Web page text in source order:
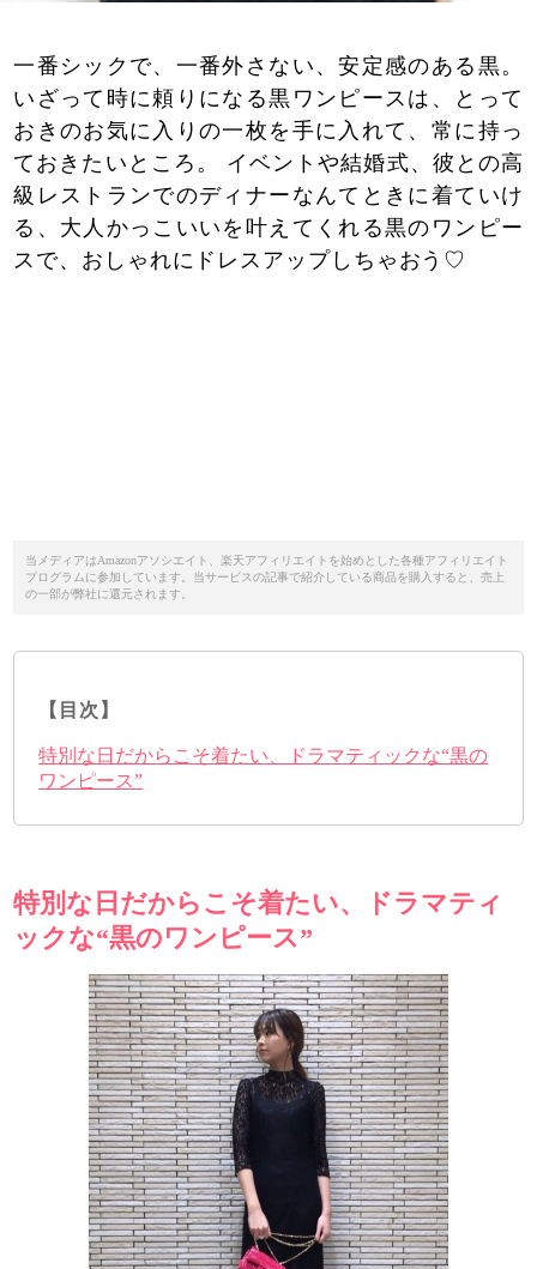
一番シックで、一番外さない、安定感のある黒。
いざって時に頼りになる黒ワンピースは、とって
おきのお気に入りの一枚を手に入れて、常に持っ
ておきたいところ。 イベントや結婚式、彼との高
級レストランでのディナーなんてときに着ていけ
る、大人かっこいいを叶えてくれる黒のワンピー
スで、おしゃれにドレスアップしちゃおう♡
当メディアはAmazonアソシエイト、楽天アフィリエイトを始めとした各種アフィリエイト
プログラムに参加しています。当サービスの記事で紹介している商品を購入すると、売上
の一部が弊社に還元されます。
【目次】
特別な日だからこそ着たい、ドラマティックな“黒の
ワンピース”
特別な日だからこそ着たい、ドラマティ
ックな“黒のワンピース”